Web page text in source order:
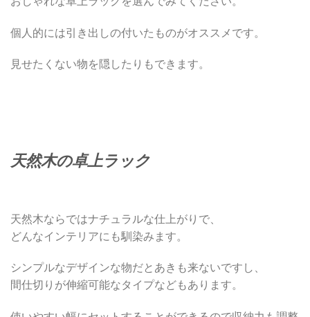
個人的には引き出しの付いたものがオススメです。
見せたくない物を隠したりもできます。
天然木の卓上ラック
天然木ならではナチュラルな仕上がりで、
どんなインテリアにも馴染みます。
シンプルなデザインな物だとあきも来ないですし、
間仕切りが伸縮可能なタイプなどもあります。